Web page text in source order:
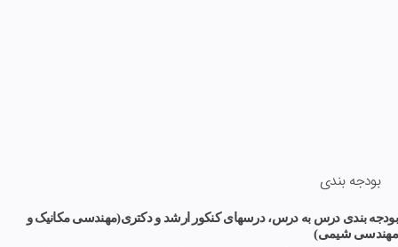
بودجه بندی
بودجه بندی درس به درس، درسهای کنکور ارشد و دکتری(مهندسی مکانیک و
مهندسی شیمی)